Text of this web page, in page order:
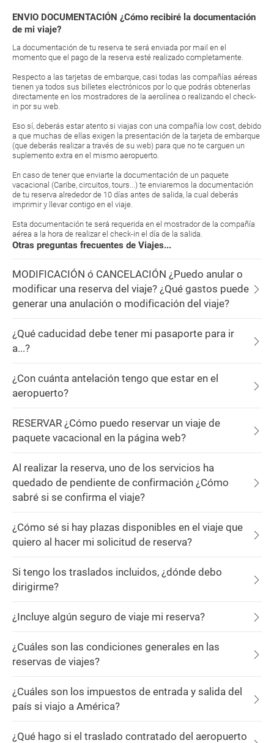
ENVIO DOCUMENTACIÓN ¿Cómo recibiré la documentación
de mi viaje?
La documentación de tu reserva te será enviada por mail en el
momento que el pago de la reserva esté realizado completamente.
Respecto a las tarjetas de embarque, casi todas las compañías aéreas
tienen ya todos sus billetes electrónicos por lo que podrás obtenerlas
directamente en los mostradores de la aerolínea o realizando el check-
in por su web.
Eso sí, deberás estar atento si viajas con una compañía low cost, debido
a que muchas de ellas exigen la presentación de la tarjeta de embarque
(que deberás realizar a través de su web) para que no te carguen un
suplemento extra en el mismo aeropuerto.
En caso de tener que enviarte la documentación de un paquete
vacacional (Caribe, circuitos, tours...) te enviaremos la documentación
de tu reserva alrededor de 10 días antes de salida, la cual deberás
imprimir y llevar contigo en el viaje.
Esta documentación te será requerida en el mostrador de la compañía
aérea a la hora de realizar el check-in el día de la salida.
Otras preguntas frecuentes de Viajes...
MODIFICACIÓN ó CANCELACIÓN ¿Puedo anular o
modificar una reserva del viaje? ¿Qué gastos puede
generar una anulación o modificación del viaje?
¿Qué caducidad debe tener mi pasaporte para ir
a...?
¿Con cuánta antelación tengo que estar en el
aeropuerto?
RESERVAR ¿Cómo puedo reservar un viaje de
paquete vacacional en la página web?
Al realizar la reserva, uno de los servicios ha
quedado de pendiente de confirmación ¿Cómo
sabré si se confirma el viaje?
¿Cómo sé si hay plazas disponibles en el viaje que
quiero al hacer mi solicitud de reserva?
Si tengo los traslados incluidos, ¿dónde debo
dirigirme?
¿Incluye algún seguro de viaje mi reserva?
¿Cuáles son las condiciones generales en las
reservas de viajes?
¿Cuáles son los impuestos de entrada y salida del
país si viajo a América?
¿Qué hago si el traslado contratado del aeropuerto